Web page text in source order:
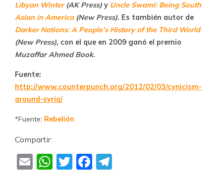
Libyan Winter (AK Press) y Uncle Swami: Being South
Asian in America (New Press). Es también autor de
Darker Nations: A People’s History of the Third World
(New Press), con el que en 2009 ganó el premio
Muzaffar Ahmed Book.
Fuente:
http://www.counterpunch.org/2012/02/03/cynicism-
around-syria/
*Fuente: Rebelión
Compartir:
EmailWhatsApp
TwitterFacebook